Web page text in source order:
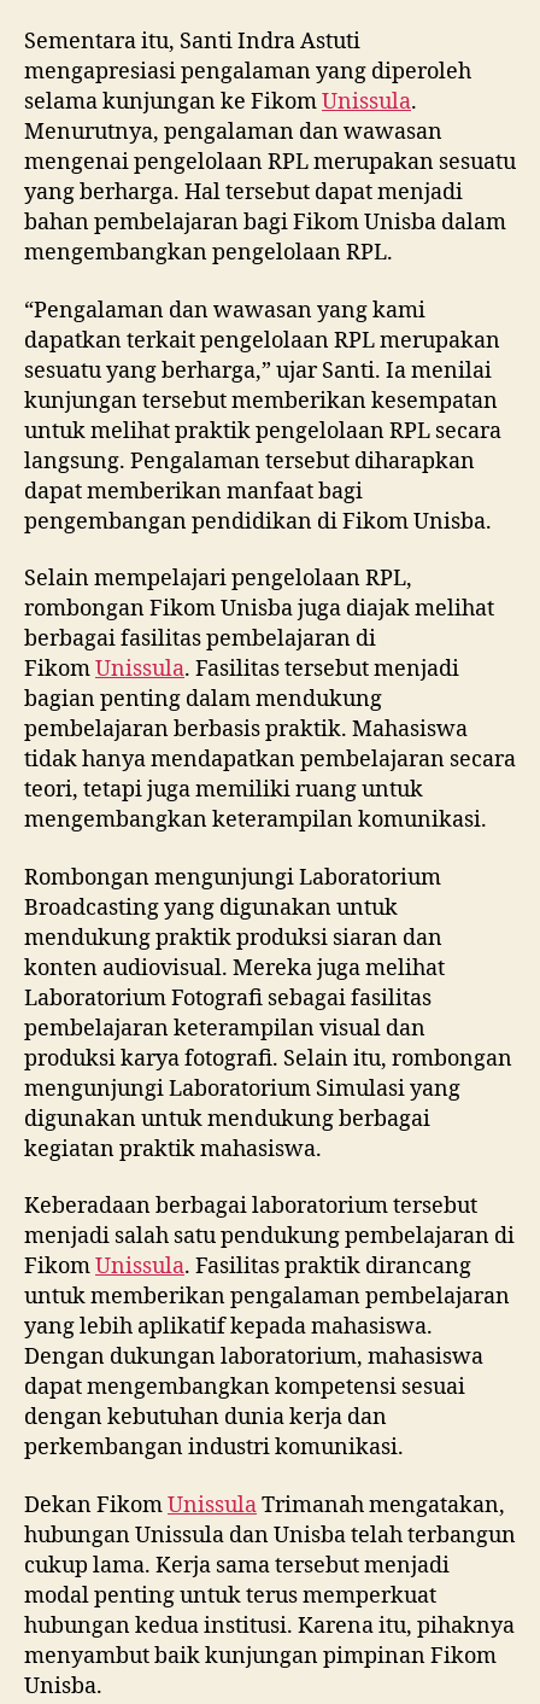
Sementara itu, Santi Indra Astuti
mengapresiasi pengalaman yang diperoleh
selama kunjungan ke FikomUnissula.
Menurutnya, pengalaman dan wawasan
mengenai pengelolaan RPL merupakan sesuatu
yang berharga. Hal tersebut dapat menjadi
bahan pembelajaran bagi Fikom Unisba dalam
mengembangkan pengelolaan RPL.
“Pengalaman dan wawasan yang kami
dapatkan terkait pengelolaan RPL merupakan
sesuatu yang berharga,” ujar Santi. Ia menilai
kunjungan tersebut memberikan kesempatan
untuk melihat praktik pengelolaan RPL secara
langsung. Pengalaman tersebut diharapkan
dapat memberikan manfaat bagi
pengembangan pendidikan di Fikom Unisba.
Selain mempelajari pengelolaan RPL,
rombongan Fikom Unisba juga diajak melihat
berbagai fasilitas pembelajaran di
FikomUnissula. Fasilitas tersebut menjadi
bagian penting dalam mendukung
pembelajaran berbasis praktik. Mahasiswa
tidak hanya mendapatkan pembelajaran secara
teori, tetapi juga memiliki ruang untuk
mengembangkan keterampilan komunikasi.
Rombongan mengunjungi Laboratorium
Broadcasting yang digunakan untuk
mendukung praktik produksi siaran dan
konten audiovisual. Mereka juga melihat
Laboratorium Fotografi sebagai fasilitas
pembelajaran keterampilan visual dan
produksi karya fotografi. Selain itu, rombongan
mengunjungi Laboratorium Simulasi yang
digunakan untuk mendukung berbagai
kegiatan praktik mahasiswa.
Keberadaan berbagai laboratorium tersebut
menjadi salah satu pendukung pembelajaran di
FikomUnissula. Fasilitas praktik dirancang
untuk memberikan pengalaman pembelajaran
yang lebih aplikatif kepada mahasiswa.
Dengan dukungan laboratorium, mahasiswa
dapat mengembangkan kompetensi sesuai
dengan kebutuhan dunia kerja dan
perkembangan industri komunikasi.
Dekan FikomUnissulaTrimanah mengatakan,
hubungan Unissula dan Unisba telah terbangun
cukup lama. Kerja sama tersebut menjadi
modal penting untuk terus memperkuat
hubungan kedua institusi. Karena itu, pihaknya
menyambut baik kunjungan pimpinan Fikom
Unisba.